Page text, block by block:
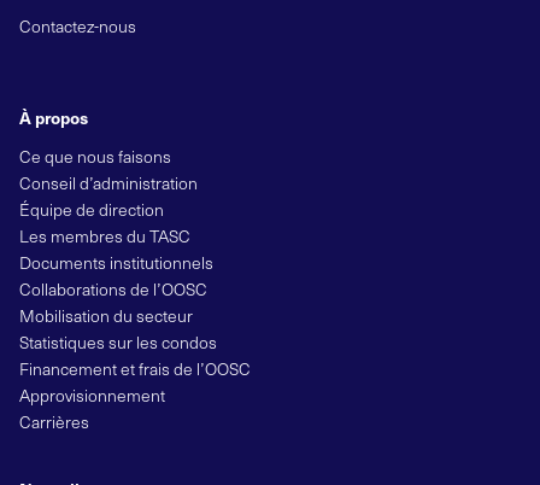
À propos
Ce que nous faisons
Conseil d’administration
Équipe de direction
Les membres du TASC
Documents institutionnels
Collaborations de l’OOSC
Mobilisation du secteur
Statistiques sur les condos
Financement et frais de l’OOSC
Approvisionnement
Carrières
Contactez-nous